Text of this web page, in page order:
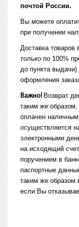
почтой России.
Вы можете
при получении
Доставка товаров
только по 100%
до пункта
оформления
Важно! Возврат
таким же образом,
оплачен
осуществляется
электронными
на исходящий
поручением в
паспортные
таким же образом
если Вы